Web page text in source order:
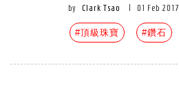
by Clark Tsao 01 Feb 2017
#頂級珠寶 #鑽石